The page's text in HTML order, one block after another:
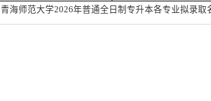
青海师范大学2026年普通全日制专升本各专业拟录取